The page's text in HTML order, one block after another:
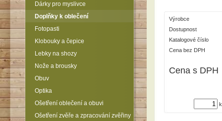
Výrobce
Dostupnost
Katalogové číslo
Cena bez DPH
Cena s DPH
Dárky pro myslivce
Doplňky k oblečení
Fotopasti
Klobouky a čepice
Lebky na shozy
Nože a brousky
Obuv
Optika
Ošetření oblečení a obuvi
Ošetření zvěře a zpracování zvěřiny